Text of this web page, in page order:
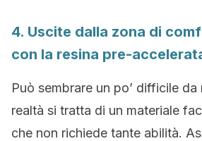
4. Uscite dalla zona di
con la resina pre-
Può sembrare un po’ difficile da
realtà si tratta di un materiale
che non richiede tante abilità.